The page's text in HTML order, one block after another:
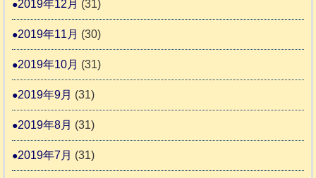
2019年12月 (31)
2019年11月 (30)
2019年10月 (31)
2019年9月 (31)
2019年8月 (31)
2019年7月 (31)